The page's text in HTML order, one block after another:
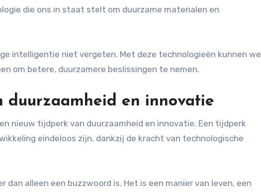
die ons in staat stelt om duurzame materialen en
intelligentie niet vergeten. Met deze technologieën kunnen we
om betere, duurzamere beslissingen te nemen.
duurzaamheid en innovatie
nieuw tijdperk van duurzaamheid en innovatie. Een tijdperk
eindeloos zijn, dankzij de kracht van technologische
dan alleen een buzzwoord is. Het is een manier van leven, een